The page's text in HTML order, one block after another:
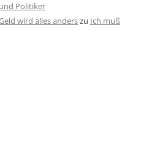
Politiker
wird alles anderszu Ich muß